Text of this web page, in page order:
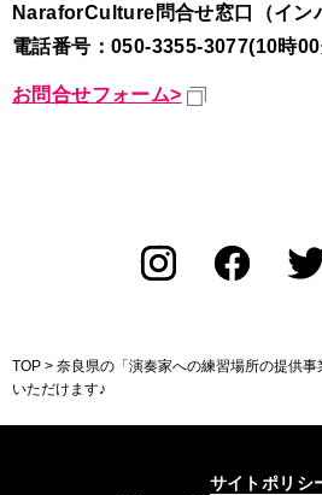
NaraforCulture問合せ窓口（イン
電話番号：050-3355-3077(10時
お問合せフォーム>
TOP > 奈良県の「演奏家への練習場所の提供
いただけます♪
サイトポリシ